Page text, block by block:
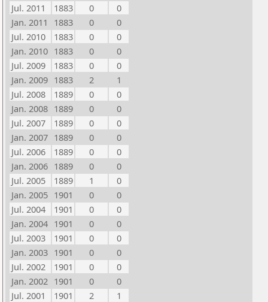
Jul. 2011
1883 0
0
Jan. 2011
1883 0
0
Jul. 2010
1883 0
0
Jan. 2010 1883 0
0
Jul. 2009
1883 0
0
Jan. 2009 1883 2
1
Jul. 2008
1889 0
0
Jan. 2008 1889 0
0
Jul. 2007
1889 0
0
Jan. 2007 1889 0
0
Jul. 2006
1889 0
0
Jan. 2006 1889 0
0
Jul. 2005
1889 1
0
Jan. 2005 1901 0
0
Jul. 2004
1901 0
0
Jan. 2004 1901 0
0
Jul. 2003
1901 0
0
Jan. 2003 1901 0
0
Jul. 2002
1901 0
0
Jan. 2002 1901 0
0
Jul. 2001
1901 2
1